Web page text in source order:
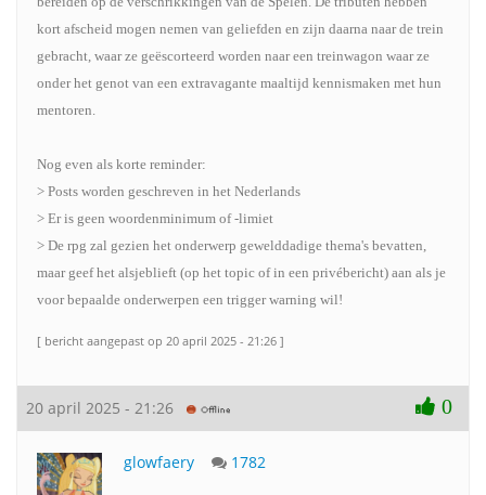
kort afscheid mogen nemen van geliefden en zijn daarna naar de trein
gebracht, waar ze geëscorteerd worden naar een treinwagon waar ze
onder het genot van een extravagante maaltijd kennismaken met hun
mentoren.
Nog even als korte reminder:
> Posts worden geschreven in het Nederlands
> Er is geen woordenminimum of -limiet
> De rpg zal gezien het onderwerp gewelddadige thema's bevatten,
maar geef het alsjeblieft (op het topic of in een privébericht) aan als je
voor bepaalde onderwerpen een trigger warning wil!
[ bericht aangepast op 20 april 2025 - 21:26 ]
20 april 2025 - 21:26 0
glowfaery 1782